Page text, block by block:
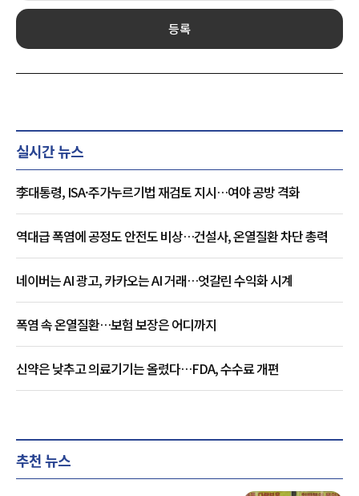
등록
실시간 뉴스
李대통령, ISA·주가누르기법 재검토 지시…여야 공방 격화
역대급 폭염에 공정도 안전도 비상…건설사, 온열질환 차단 총력
네이버는 AI 광고, 카카오는 AI 거래…엇갈린 수익화 시계
폭염 속 온열질환…보험 보장은 어디까지
신약은 낮추고 의료기기는 올렸다…FDA, 수수료 개편
추천 뉴스